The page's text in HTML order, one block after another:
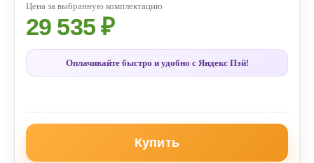
29 535 ₽
Оплачивайте быстро и удобно с Яндекс Пэй!
Купить